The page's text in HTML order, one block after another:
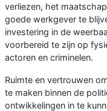
verliezen, het
goede werkgever te
investering in de
voorbereid te zijn op
actoren en criminelen.
Ruimte en vertrouwen
te maken binnen de
ontwikkelingen in te